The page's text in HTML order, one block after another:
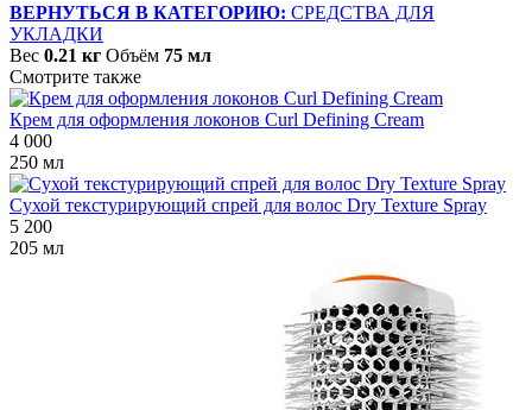
ВЕРНУТЬСЯ В КАТЕГОРИЮ: СРЕДСТВА ДЛЯ
УКЛАДКИ
Вес 0.21 кг Объём 75 мл
Смотрите также
Крем для оформления локонов Curl Defining Cream
4 000
250 мл
Сухой текстурирующий спрей для волос Dry Texture Spray
5 200
205 мл